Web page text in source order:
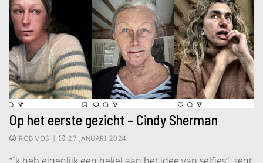
Op het eerste gezicht – Cindy Sherman
ROB VOS | 27 JANUARI 2024